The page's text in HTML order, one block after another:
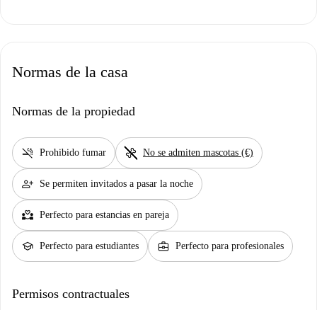
Normas de la casa
Normas de la propiedad
smoke_free Prohibido fumar pet_supplies No se admiten mascotas (€)
person_add Se permiten invitados a pasar la noche
partner_heart Perfecto para estancias en pareja
school Perfecto para estudiantes business_center Perfecto para profesionales
Permisos contractuales